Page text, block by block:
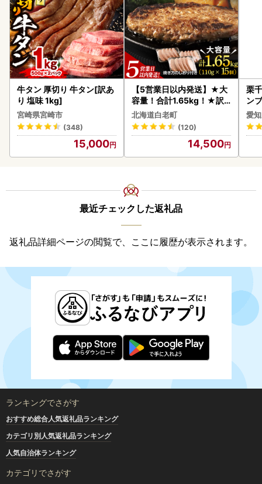
牛タン 厚切り 牛タン[訳あ
り 塩味 1kg]
宮崎県宮崎市
(348)
15,000
【5営業日以内発送】★大
容量！合計1.65kg！★訳
あり・牛の里ビーフハンバ
ーグ(110ｇ5枚入）×3 AG
058
北海道白老町
(120)
14,500
栗
ン
デ
愛
最近チェックした返礼品
返礼品詳細ページの閲覧で、ここに履歴が表示されます。
ランキングでさがす
おすすめ総合人気返礼品ランキング
カテゴリ別人気返礼品ランキング
人気自治体ランキング
カテゴリでさがす